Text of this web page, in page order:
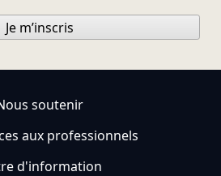
Je m’inscris
soutenir
aux professionnels
d'information